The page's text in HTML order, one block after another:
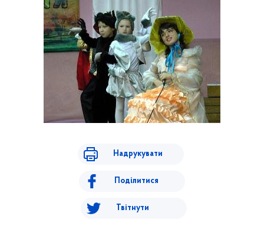
Надрукувати
Поділитися
Твітнути